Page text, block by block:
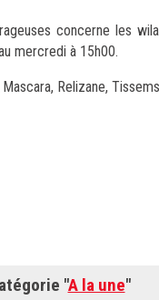
concerne les
mercredi à 15h00.
Relizane,
"A la une"